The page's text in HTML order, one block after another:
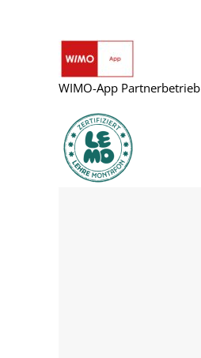
WIMO-App Partnerbetrieb